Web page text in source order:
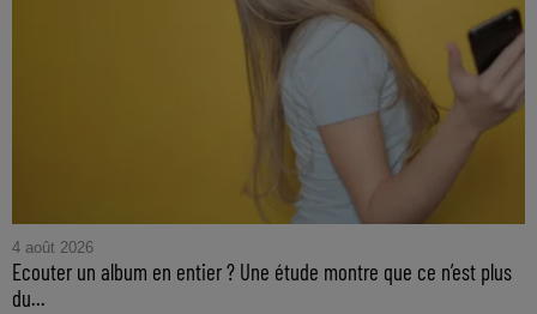
4 août 2026
Ecouter un album en entier ? Une étude montre que ce n’est plus
du...